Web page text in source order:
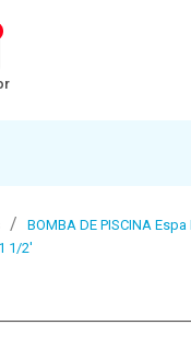
BOMBA DE PISCINA
1/2'